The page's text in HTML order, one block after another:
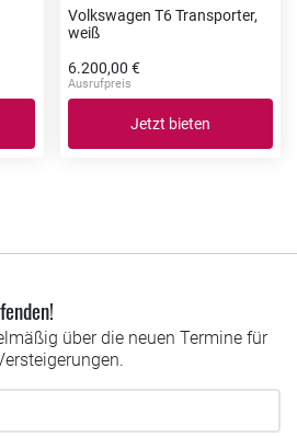
Volkswagen T6 Transporter,
weiß
6.200,00 €
Ausrufpreis
Jetzt bieten
über die neuen Termine für